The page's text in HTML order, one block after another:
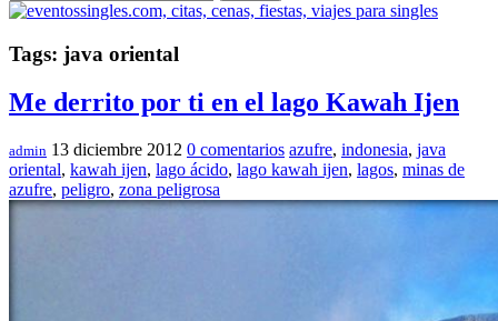
Tags: java oriental
Me derrito por ti en el lago Kawah Ijen
admin 13 diciembre 2012 0 comentarios azufre, indonesia, java
oriental, kawah ijen, lago ácido, lago kawah ijen, lagos, minas de
azufre, peligro, zona peligrosa